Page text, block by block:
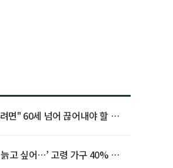
면" 60세 넘어 끊어내야 할 사
고 싶어…’ 고령 가구 40% 노